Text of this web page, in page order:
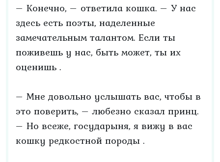
– Конечно, – ответила кошка. – У нас
здесь есть поэты, наделенные
замечательным талантом. Если ты
поживешь у нас, быть может, ты их
оценишь .
– Мне довольно услышать вас, чтобы в
это поверить, – любезно сказал принц.
– Но всеже, государыня, я вижу в вас
кошку редкостной породы .